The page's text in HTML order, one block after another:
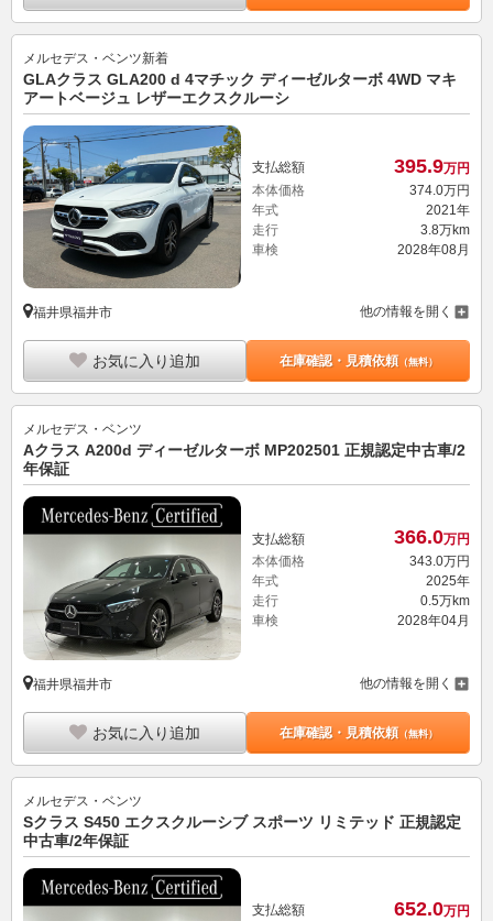
メルセデス・ベンツ新着
GLAクラス GLA200 d 4マチック ディーゼルターボ 4WD マキ
アートベージュ レザーエクスクルーシ
支払総額 395.9万円
本体価格
374. 0万円
年式
2021年
走行
3.8万km
車検
2028年08月
福井県福井市 他の情報を開く
お気に入り追加 在庫確認・見積依頼（無料）
メルセデス・ベンツ
Aクラス A200d ディーゼルターボ MP202501 正規認定中古車/2
年保証
支払総額 366.0万円
本体価格
343.0万円
年式
2025年
走行
0.5万km
車検
2028年04月
福井県福井市 他の情報を開く
お気に入り追加 在庫確認・見積依頼（無料）
メルセデス・ベンツ
Sクラス S450 エクスクルーシブ スポーツ リミテッド 正規認定
中古車/2年保証
支払総額 652.0万円